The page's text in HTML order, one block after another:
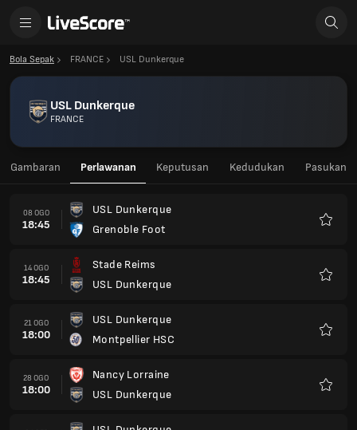
Bola Sepak FRANCE USL Dunkerque
USL Dunkerque
FRANCE
Gambaran Perlawanan Keputusan Kedudukan Pasukan
08 OGO
18:45
USL Dunkerque
Grenoble Foot
14 OGO
18:45
Stade Reims
USL Dunkerque
21 OGO
18:00
USL Dunkerque
Montpellier HSC
28 OGO
18:00
Nancy Lorraine
USL Dunkerque